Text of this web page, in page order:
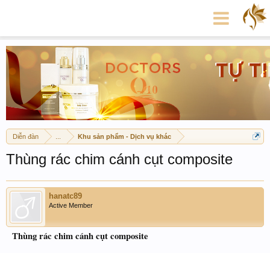
Diễn đàn Khu sản phẩm - Dịch vụ khác
Thùng rác chim cánh cụt composite
hanatc89
Active Member
Thùng rác chim cánh cụt composite